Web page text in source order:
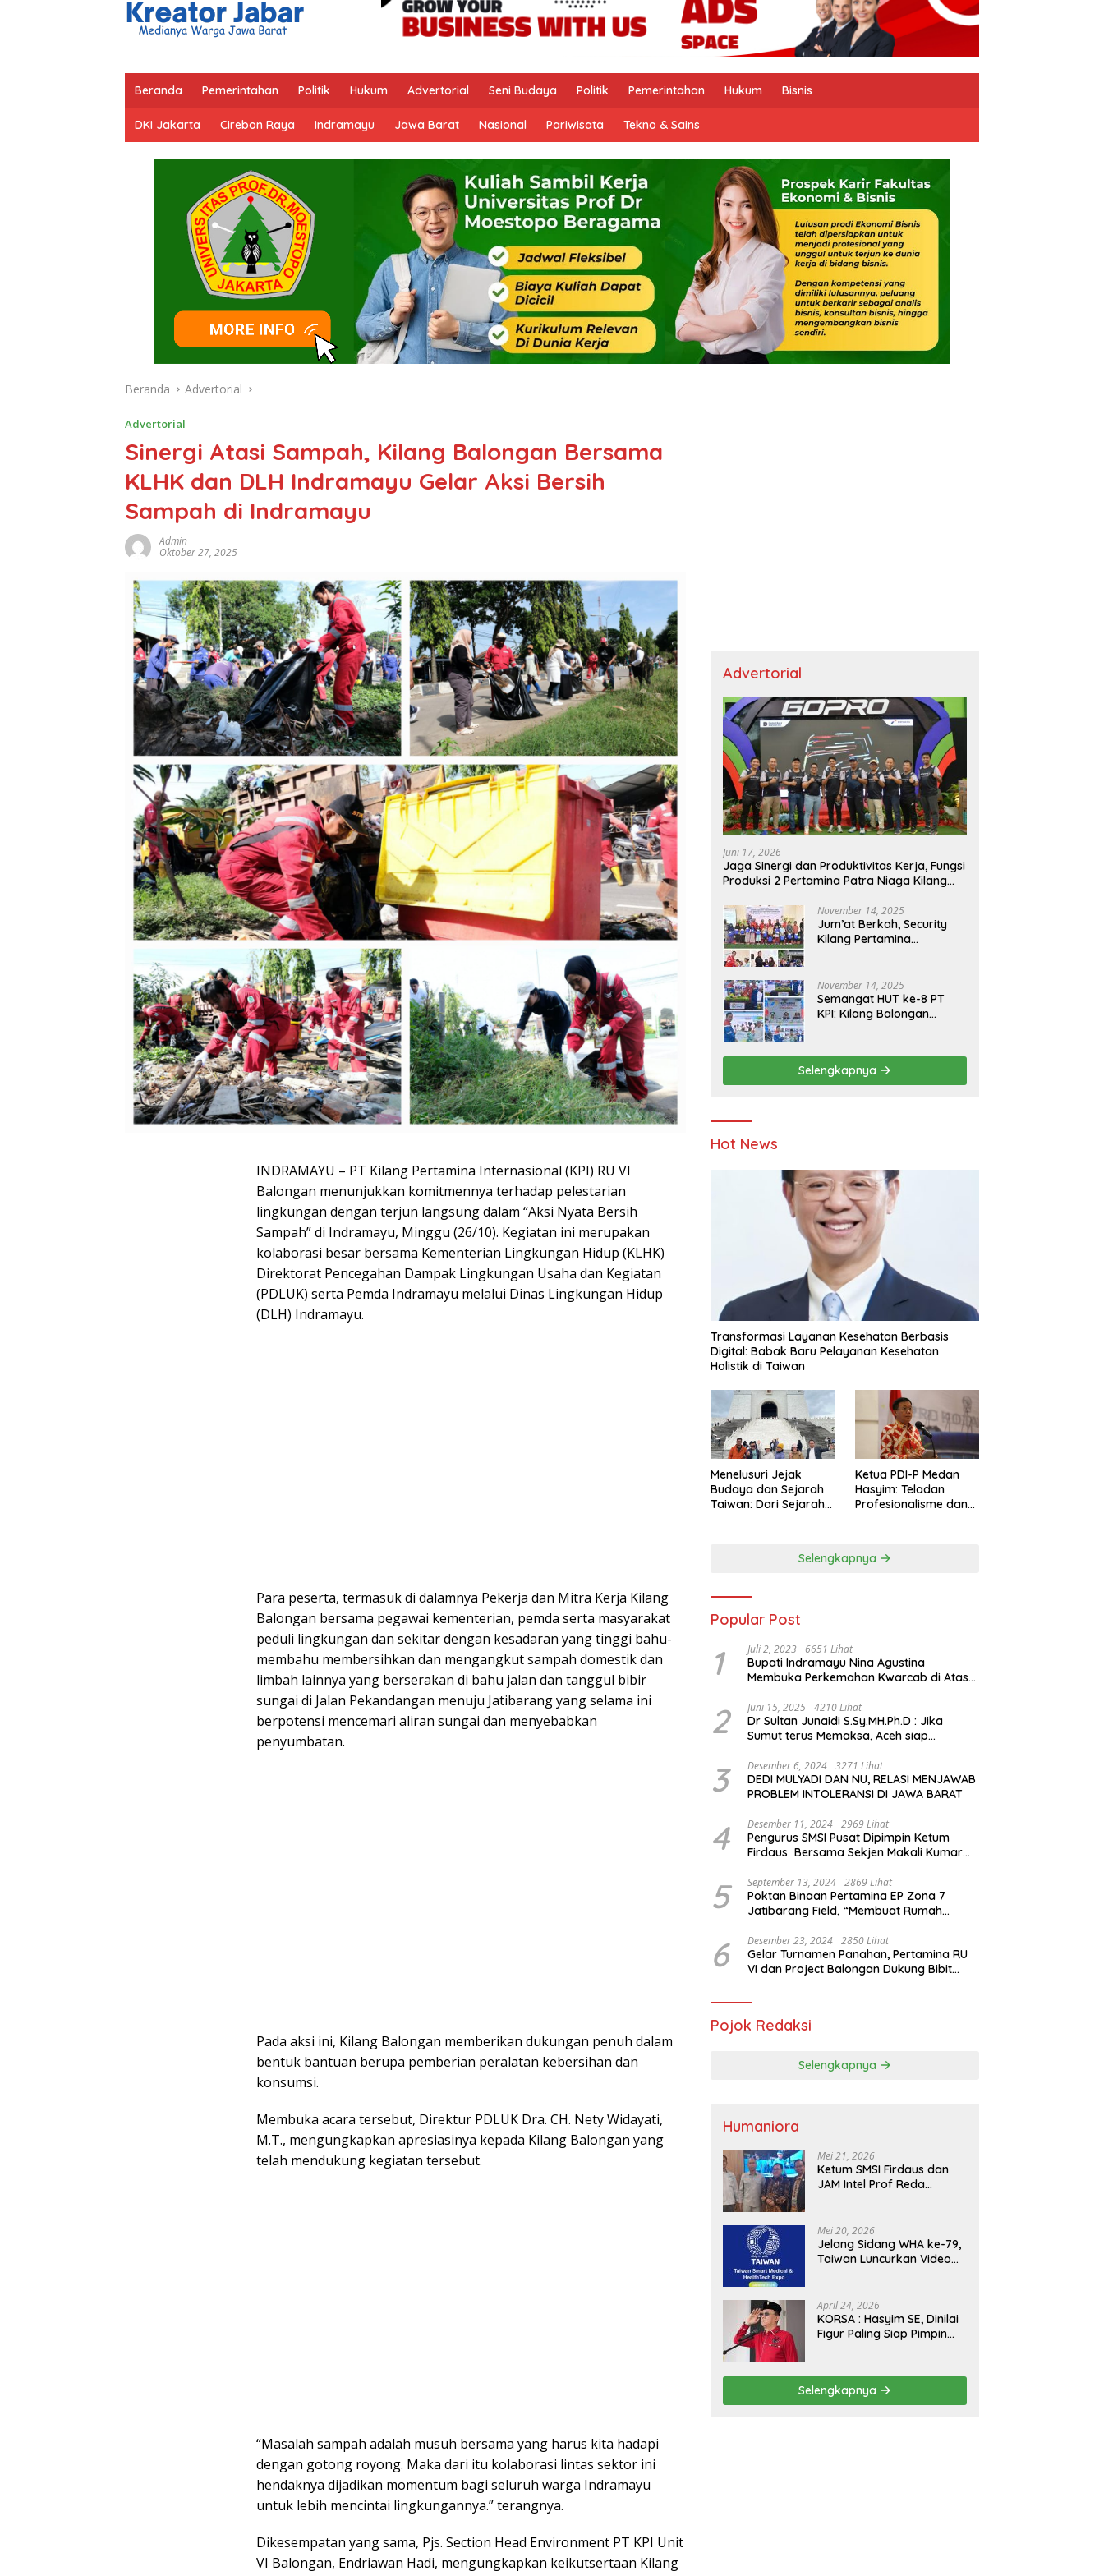
Beranda Pemerintahan Politik Hukum Advertorial Seni Budaya Politik Pemerintahan Hukum Bisnis
DKI Jakarta Cirebon Raya Indramayu Jawa Barat Nasional Pariwisata Tekno & Sains
Beranda Advertorial
Advertorial
Sinergi Atasi Sampah, Kilang Balongan Bersama
KLHK dan DLH Indramayu Gelar Aksi Bersih
Sampah di Indramayu
Admin
Oktober 27, 2025
INDRAMAYU – PT Kilang Pertamina Internasional (KPI) RU VI
Balongan menunjukkan komitmennya terhadap pelestarian
lingkungan dengan terjun langsung dalam “Aksi Nyata Bersih
Sampah” di Indramayu, Minggu (26/10). Kegiatan ini merupakan
kolaborasi besar bersama Kementerian Lingkungan Hidup (KLHK)
Direktorat Pencegahan Dampak Lingkungan Usaha dan Kegiatan
(PDLUK) serta Pemda Indramayu melalui Dinas Lingkungan Hidup
(DLH) Indramayu.
Para peserta, termasuk di dalamnya Pekerja dan Mitra Kerja Kilang
Balongan bersama pegawai kementerian, pemda serta masyarakat
peduli lingkungan dan sekitar dengan kesadaran yang tinggi bahu-
membahu membersihkan dan mengangkut sampah domestik dan
limbah lainnya yang berserakan di bahu jalan dan tanggul bibir
sungai di Jalan Pekandangan menuju Jatibarang yang selama ini
berpotensi mencemari aliran sungai dan menyebabkan
penyumbatan.
Pada aksi ini, Kilang Balongan memberikan dukungan penuh dalam
bentuk bantuan berupa pemberian peralatan kebersihan dan
konsumsi.
Membuka acara tersebut, Direktur PDLUK Dra. CH. Nety Widayati,
M.T., mengungkapkan apresiasinya kepada Kilang Balongan yang
telah mendukung kegiatan tersebut.
“Masalah sampah adalah musuh bersama yang harus kita hadapi
dengan gotong royong. Maka dari itu kolaborasi lintas sektor ini
hendaknya dijadikan momentum bagi seluruh warga Indramayu
untuk lebih mencintai lingkungannya.” terangnya.
Dikesempatan yang sama, Pjs. Section Head Environment PT KPI Unit
VI Balongan, Endriawan Hadi, mengungkapkan keikutsertaan Kilang
Advertorial
Juni 17, 2026
Jaga Sinergi dan Produktivitas Kerja, Fungsi
Produksi 2 Pertamina Patra Niaga Kilang
November 14, 2025
Jum’at Berkah, Security
Kilang Pertamina
November 14, 2025
Semangat HUT ke-8 PT
KPI: Kilang Balongan
Berbagi Bersama
Penyandang Disabilitas
dan Yayasan Pendidikan
Selengkapnya
Hot News
Transformasi Layanan Kesehatan Berbasis
Digital: Babak Baru Pelayanan Kesehatan
Holistik di Taiwan
Menelusuri Jejak
Budaya dan Sejarah
Taiwan: Dari Sejarah
Sejarah Chiang Kai-
Ketua PDI-P Medan
Hasyim: Teladan
Profesionalisme dan
Selengkapnya
Popular Post
1 Juli 2, 2023 6651 Lihat
Bupati Indramayu Nina Agustina
Membuka Perkemahan Kwarcab di Atas
2 Juni 15, 2025 4210 Lihat
Dr Sultan Junaidi S.Sy.MH.Ph.D : Jika
Sumut terus Memaksa, Aceh siap
Internasional
3 Desember 6, 2024 3271 Lihat
DEDI MULYADI DAN NU, RELASI MENJAWAB
PROBLEM INTOLERANSI DI JAWA BARAT
4 Desember 11, 2024 2969 Lihat
Pengurus SMSI Pusat Dipimpin Ketum
Firdaus Bersama Sekjen Makali Kumar
Yusuf
5 September 13, 2024 2869 Lihat
Poktan Binaan Pertamina EP Zona 7
Jatibarang Field, “Membuat Rumah
Tikus
6 Desember 23, 2024 2850 Lihat
Gelar Turnamen Panahan, Pertamina RU
VI dan Project Balongan Dukung Bibit
Pojok Redaksi
Selengkapnya
Humaniora
Mei 21, 2026
Ketum SMSI Firdaus dan
JAM Intel Prof Reda
SMSI Sukseskan Jaga
Desa dan Jaga Dapur
MBG, Perkuat Pengawasan
Mei 20, 2026
Jelang Sidang WHA ke-79,
Taiwan Luncurkan Video
Inovasi Kesehatan Global
April 24, 2026
KORSA : Hasyim SE, Dinilai
Figur Paling Siap Pimpin
Selengkapnya